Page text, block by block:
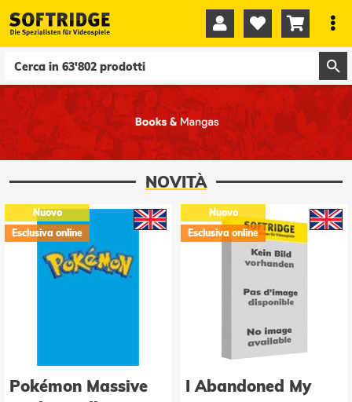
   
NOVITÀ
Nuovo
Esclusiva online
Pokémon Massive
Nuovo
Esclusiva online
I Abandoned My